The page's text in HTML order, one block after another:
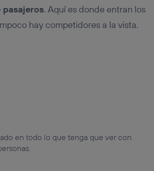
. Aquí es donde entran los
hay competidores a la vista.
en todo lo que tenga que ver con